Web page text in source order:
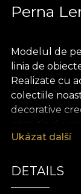
Perna
Modelul de
linia de
Realizate cu
colectiile
decorative
orice tip de
bogat si
Ukázat další
DETAILS